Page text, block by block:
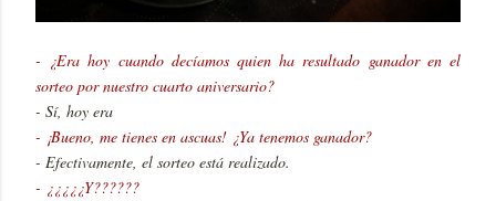
- ¿Era hoy cuando decíamos quien ha resultado ganador en el
sorteo por nuestro cuarto aniversario?
- Sí, hoy era
- ¡Bueno, me tienes en ascuas! ¿Ya tenemos ganador?
- Efectivamente, el sorteo está realizado.
- ¿¿¿¿¿Y??????